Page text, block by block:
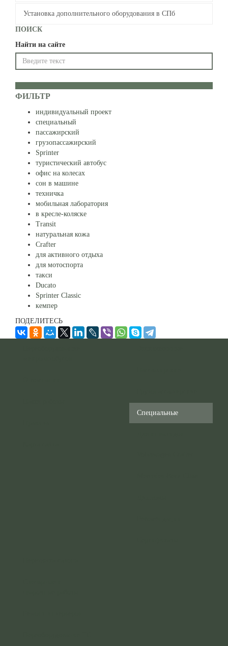
Установка дополнительного оборудования в СПб
ПОИСК
Найти на сайте
ФИЛЬТР
индивидуальный проект
специальный
пассажирский
грузопассажирский
Sprinter
туристический автобус
офис на колесах
сон в машине
техничка
мобильная лаборатория
в кресле-коляске
Transit
натуральная кожа
Crafter
для активного отдыха
для мотоспорта
такси
Ducato
Sprinter Classic
кемпер
ПОДЕЛИТЕСЬ
Специальные